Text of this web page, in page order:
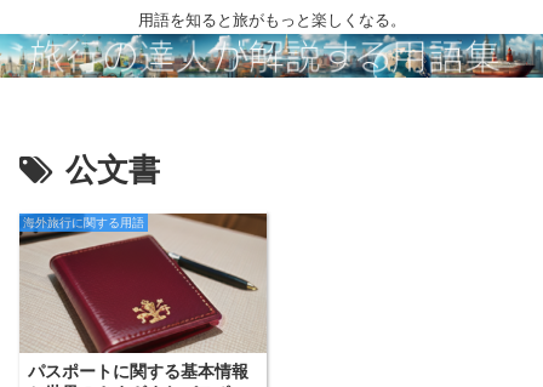
用語を知ると旅がもっと楽しくなる。
公文書
海外旅行に関する用語
パスポートに関する基本情報